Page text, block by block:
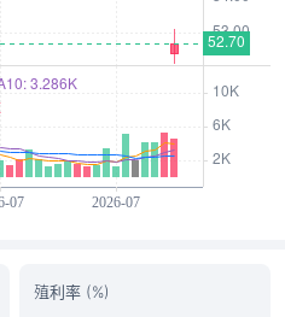
殖利率 (%)